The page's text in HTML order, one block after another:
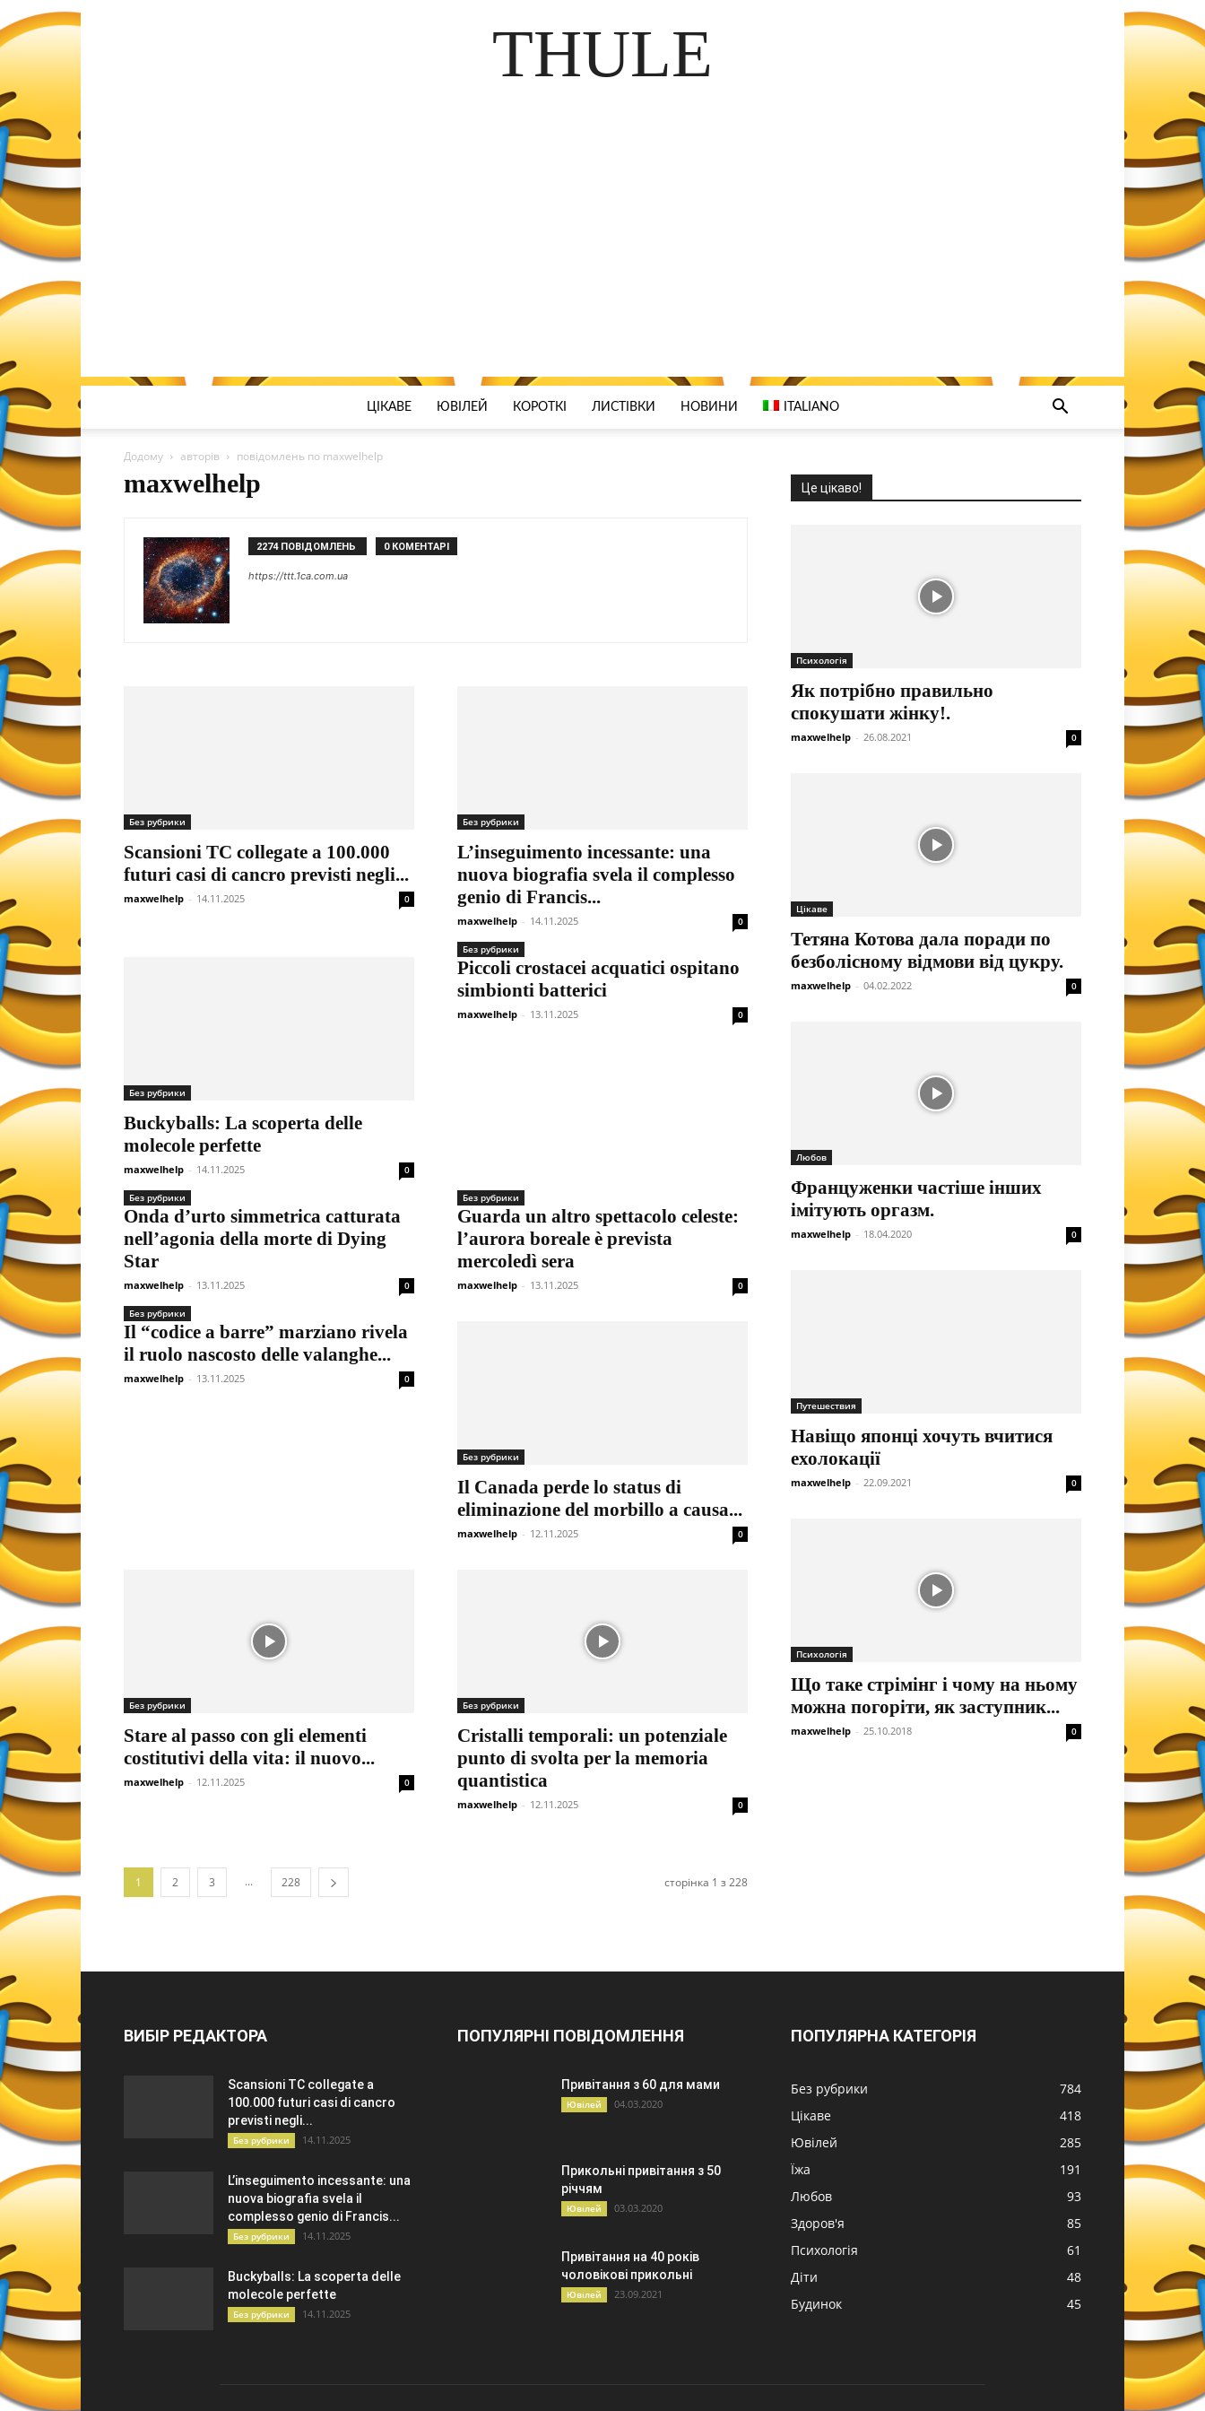
THULE
ЦІКАВЕ ЮВІЛЕЙ КОРОТКІ ЛИСТІВКИ НОВИНИ ITALIANO
Додому авторів повідомлень по maxwelhelp
maxwelhelp
2274 ПОВІДОМЛЕНЬ 0 КОМЕНТАРІ
https://ttt.1ca.com.ua
Без рубрики
Scansioni TC collegate a 100.000
futuri casi di cancro previsti negli...
maxwelhelp - 14.11.2025 0
Без рубрики
L’inseguimento incessante: una
nuova biografia svela il complesso
genio di Francis...
maxwelhelp - 14.11.2025 0
Без рубрики
Buckyballs: La scoperta delle
molecole perfette
maxwelhelp - 14.11.2025 0
Без рубрики
Piccoli crostacei acquatici ospitano
simbionti batterici
maxwelhelp - 13.11.2025 0
Без рубрики
Onda d’urto simmetrica catturata
nell’agonia della morte di Dying
Star
maxwelhelp - 13.11.2025 0
Без рубрики
Guarda un altro spettacolo celeste:
l’aurora boreale è prevista
mercoledì sera
maxwelhelp - 13.11.2025 0
Без рубрики
Il “codice a barre” marziano rivela
il ruolo nascosto delle valanghe...
maxwelhelp - 13.11.2025 0
Без рубрики
Il Canada perde lo status di
eliminazione del morbillo a causa...
maxwelhelp - 12.11.2025 0
Без рубрики
Stare al passo con gli elementi
costitutivi della vita: il nuovo...
maxwelhelp - 12.11.2025 0
Без рубрики
Cristalli temporali: un potenziale
punto di svolta per la memoria
quantistica
maxwelhelp - 12.11.2025 0
1 2 3 ... 228 сторінка 1 з 228
Це цікаво!
Психологія
Як потрібно правильно
спокушати жінку!.
maxwelhelp - 26.08.2021 0
Цікаве
Тетяна Котова дала поради по
безболісному відмови від цукру.
maxwelhelp - 04.02.2022 0
Любов
Француженки частіше інших
імітують оргазм.
maxwelhelp - 18.04.2020 0
Путешествия
Навіщо японці хочуть вчитися
ехолокації
maxwelhelp - 22.09.2021 0
Психологія
Що таке стрімінг і чому на ньому
можна погоріти, як заступник...
maxwelhelp - 25.10.2018 0
ВИБІР РЕДАКТОРА
Scansioni TC collegate a
100.000 futuri casi di cancro
previsti negli...
Без рубрики 14.11.2025
L’inseguimento incessante: una
nuova biografia svela il
complesso genio di Francis...
Без рубрики 14.11.2025
Buckyballs: La scoperta delle
molecole perfette
Без рубрики 14.11.2025
ПОПУЛЯРНІ ПОВІДОМЛЕННЯ
Привітання з 60 для мами
Ювілей 04.03.2020
Прикольні привітання з 50
річчям
Ювілей 03.03.2020
Привітання на 40 років
чоловікові прикольні
Ювілей 23.09.2021
ПОПУЛЯРНА КАТЕГОРІЯ
Без рубрики
784
Цікаве
418
Ювілей
285
Їжа
191
Любов
93
Здоров'я
85
Психологія
61
Діти
48
Будинок
45